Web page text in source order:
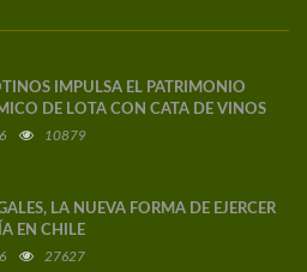
IMPULSA EL PATRIMONIO
DE LOTA CON CATA DE VINOS
10879
LA NUEVA FORMA DE EJERCER
EN CHILE
27627